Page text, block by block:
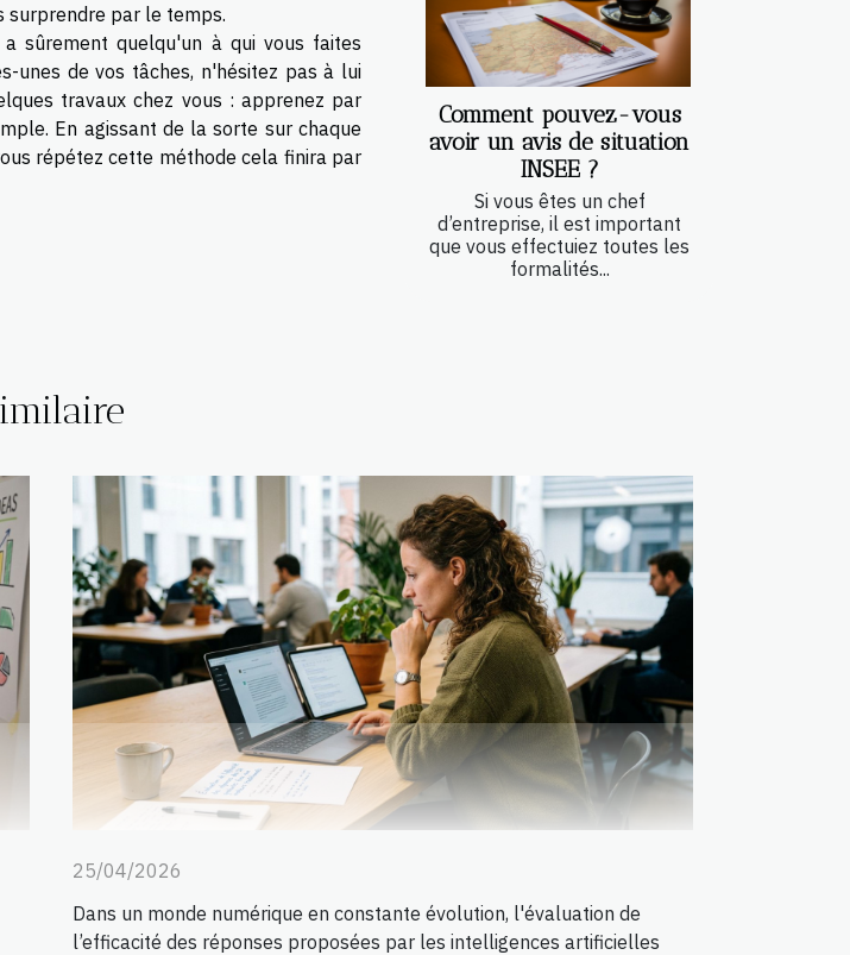
surprendre par le temps.
sûrement quelqu'un à qui vous faites
unes de vos tâches, n'hésitez pas à lui
travaux chez vous : apprenez par
En agissant de la sorte sur chaque
répétez cette méthode cela finira par
Comment pouvez-vous
avoir un avis de situation
INSEE ?
Si vous êtes un chef
d’entreprise, il est important
que vous effectuiez toutes les
formalités...
25/04/2026
Dans un monde numérique en constante évolution, l'évaluation de
l’efficacité des réponses proposées par les intelligences artificielles